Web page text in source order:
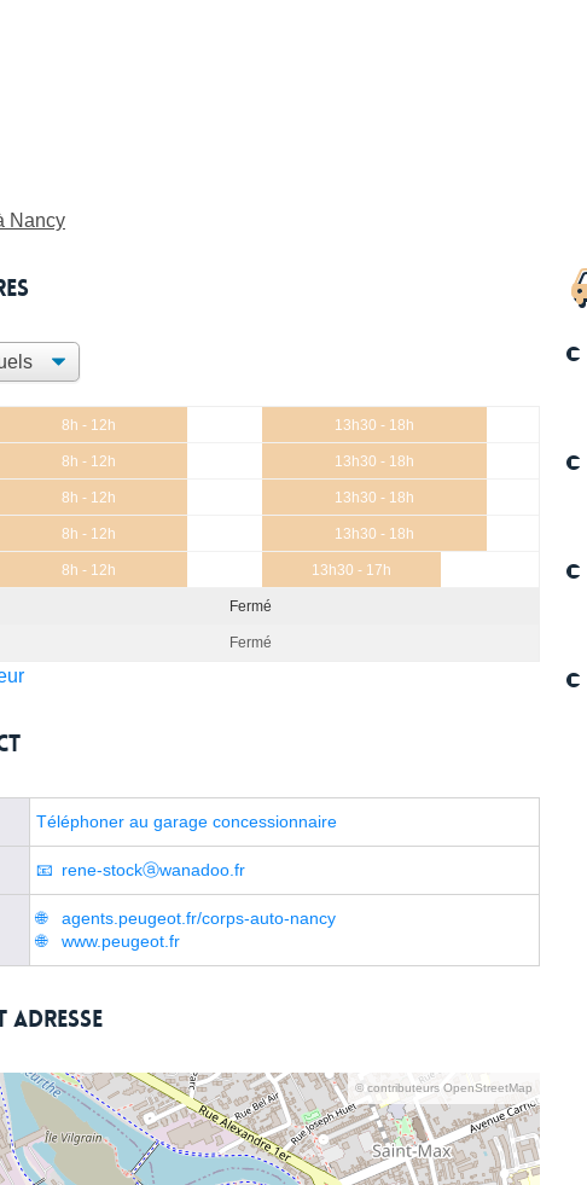
Nancy
8h - 12h 13h30 - 18h
8h - 12h 13h30 - 18h
8h - 12h 13h30 - 18h
8h - 12h 13h30 - 18h
8h - 12h 13h30 - 17h
Fermé
Fermé
Téléphoner au garage concessionnaire
rene-stockⓐwanadoo.fr
agents.peugeot.fr/corps-auto-nancy
www.peugeot.fr
adresse
© contributeurs OpenStreetMap